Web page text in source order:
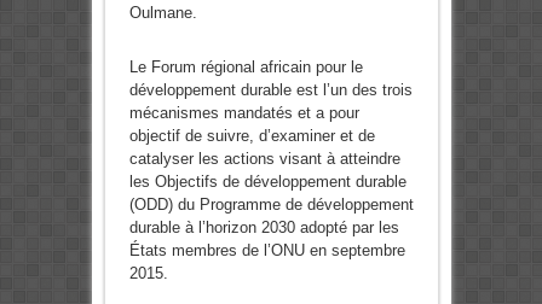
Oulmane.
Le Forum régional africain pour le
développement durable est l’un des trois
mécanismes mandatés et a pour
objectif de suivre, d’examiner et de
catalyser les actions visant à atteindre
les Objectifs de développement durable
(ODD) du Programme de développement
durable à l’horizon 2030 adopté par les
États membres de l’ONU en septembre
2015.